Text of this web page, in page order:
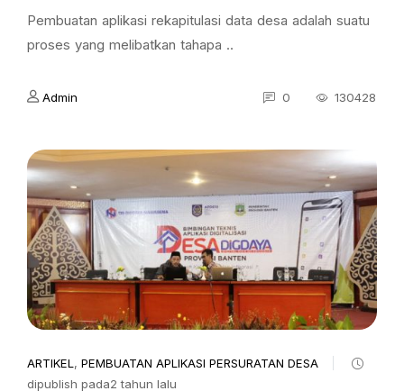
Pembuatan aplikasi rekapitulasi data desa adalah suatu
proses yang melibatkan tahapa ..
Admin 0 130428
ARTIKEL , PEMBUATAN APLIKASI PERSURATAN DESA
dipublish pada2 tahun lalu